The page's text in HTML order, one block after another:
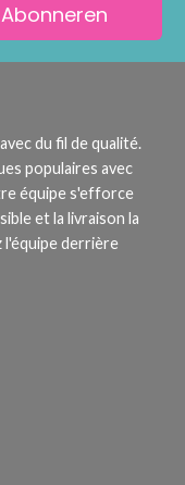
Abonneren
du fil de qualité.
populaires avec
équipe s'efforce
et la livraison la
l'équipe derrière